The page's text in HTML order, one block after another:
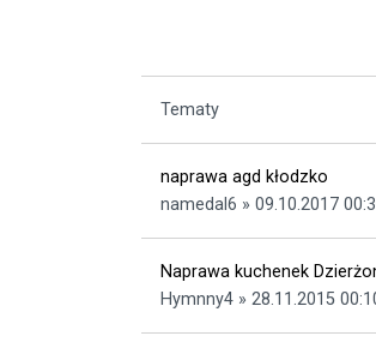
Tematy
naprawa agd kłodzko
namedal6 » 09.10.2017
Naprawa kuchenek
Hymnny4 » 28.11.2015